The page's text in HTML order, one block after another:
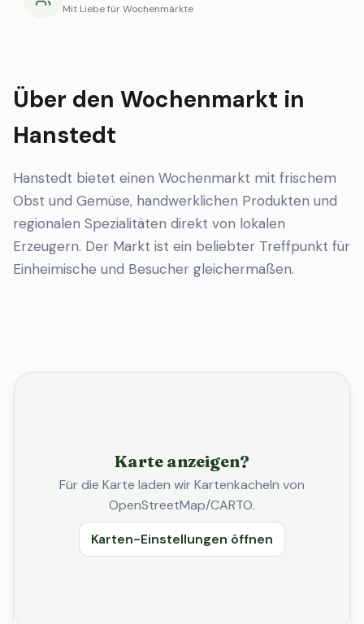
Mit Liebe für Wochenmärkte
Über den Wochenmarkt in
Hanstedt
Hanstedt bietet einen Wochenmarkt mit frischem
Obst und Gemüse, handwerklichen Produkten und
regionalen Spezialitäten direkt von lokalen
Erzeugern. Der Markt ist ein beliebter Treffpunkt für
Einheimische und Besucher gleichermaßen.
Karte anzeigen?
Für die Karte laden wir Kartenkacheln von
OpenStreetMap/CARTO.
Karten-Einstellungen öffnen